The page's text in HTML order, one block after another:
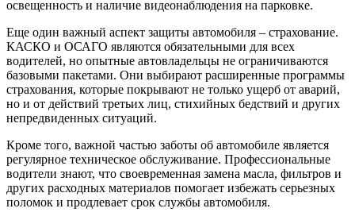
освещенность и наличие видеонаблюдения на парковке.
Еще один важный аспект защиты автомобиля – страхование.
КАСКО и ОСАГО являются обязательными для всех
водителей, но опытные автовладельцы не ограничиваются
базовыми пакетами. Они выбирают расширенные программы
страхования, которые покрывают не только ущерб от аварий,
но и от действий третьих лиц, стихийных бедствий и других
непредвиденных ситуаций.
Кроме того, важной частью заботы об автомобиле является
регулярное техническое обслуживание. Профессиональные
водители знают, что своевременная замена масла, фильтров и
других расходных материалов помогает избежать серьезных
поломок и продлевает срок службы автомобиля.